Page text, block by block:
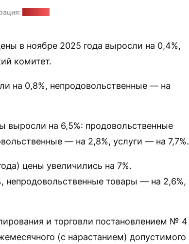
в ноябре 2025 года выросли на 0,4%,
комитет.
на 0,8%, непродовольственные — на
выросли на 6,5%: продовольственные
— на 2,8%, услуги — на 7,7%.
цены увеличились на 7%.
непродовольственные товары — на 2,6%,
и торговли постановлением № 4
(с нарастанием) допустимого